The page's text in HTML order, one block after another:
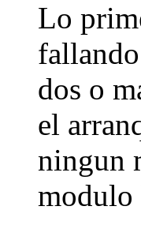
Lo
dos o
el
ningun
modulo